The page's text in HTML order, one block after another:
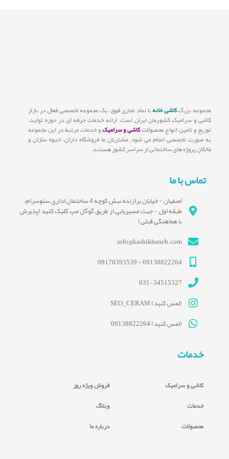
مجموعه بزرگکاشی خانهبا نماد تجاری فوق، یک مجموعه تخصصی فعال در بازار
کاشی و سرامیک کشورمان ایران است. ارائه خدمات حرفه ای در حوزه تولید،
توزیع و تامین انواع محصولاتکاشی و سرامیکو خدمات مرتبط در این مجموعه
به صورت تخصصی انجام می شود. مشتریان ما فروشگاه داران، انبوه سازان و
مالکان پروژه های ساختمانی از سراسر کشور هستند.
تماس با ما
اصفهان - خیابان برازنده نبش کوچه 4 ساختمان اداری سئوسرام،
طبقه اول - جهت مسیریابی از طریق گوگل مپ کلیک کنید (پذیرش
با هماهنگی قبلی)
info@kashikhaneh.com
09138822264 - 09170393539
031-34515327
(لمس کنید) SEO_CERAM
(لمس کنید) 09138822264
خدمات
کاشی و سرامیک
خدمات
محصولات
فروش ویژه روز
وبلاگ
درباره ما